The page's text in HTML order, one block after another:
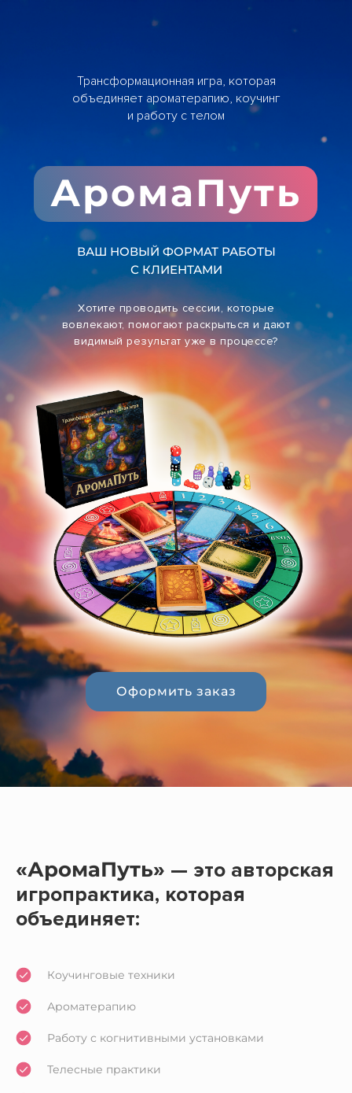
АромаПуть
Оформить заказ
Хотите проводить сессии, которые
вовлекают, помогают раскрыться и дают
видимый результат уже в процессе?
ВАШ НОВЫЙ ФОРМАТ РАБОТЫ
С КЛИЕНТАМИ
Трансформационная игра, которая
объединяет ароматерапию, коучинг
и работу с телом
«АромаПуть» — это авторская
игропрактика, которая
объединяет:
Коучинговые техники
Ароматерапию
Работу с когнитивными установками
Телесные практики